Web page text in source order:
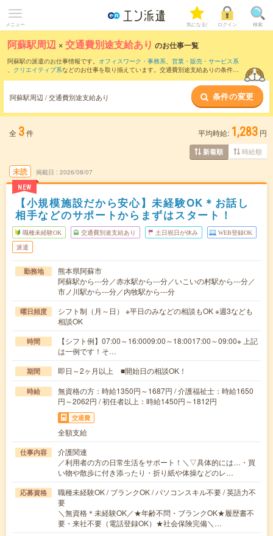
メニュー 気になる! ログイン 検索
阿蘇駅周辺 ×交通費別途支給あり のお仕事一覧
阿蘇駅の派遣のお仕事情報です。 オフィスワーク・事務系、 営業・販売・サービス系
、 クリエイティブ系などのお仕事を取り揃えています。交通費別途支給ありの条件の
阿蘇駅周辺 / 交通費別途支給あり 条件の変更
全 3件 平均時給: 1,283 円
新着順 時給順
未読
NEW
掲載日 2026/08/07
【小規模施設だから安心】未経験OK＊お話し
相手などのサポートからまずはスタート！
職種未経験OK 交通費別途支給あり 土日祝日が休み WEB登録OK
派遣
勤務地
熊本県阿蘇市
阿蘇駅から---分／赤水駅から---分／いこいの村駅から---分／
市ノ川駅から---分／内牧駅から---分
曜日頻度
シフト制（月～日） ※平日のみなどの相談もOK ※週3なども
相談OK
時間
【シフト例】07:00～16:0009:00～18:0017:00～09:00※ 上記
は一例です！そ…
期間 即日～2ヶ月以上 ■開始日の相談OK！
時給
無資格の方：時給1350円～1687円 / 介護福祉士：時給1650
円～2062円 / 初任者以上：時給1450円～1812円
交通費
全額支給
仕事内容
介護関連
／利用者の方の日常生活をサポート！＼▽具体的には…・買
い物や散歩に付き添ったり・折り紙や体操などのレ…
応募資格
職種未経験OK / ブランクOK / パソコンスキル不要 / 英語力不
要
＼無資格＊未経験OK／★年齢不問・ブランクOK★履歴書不
要・来社不要（電話登録OK）★社会保険完備＼…